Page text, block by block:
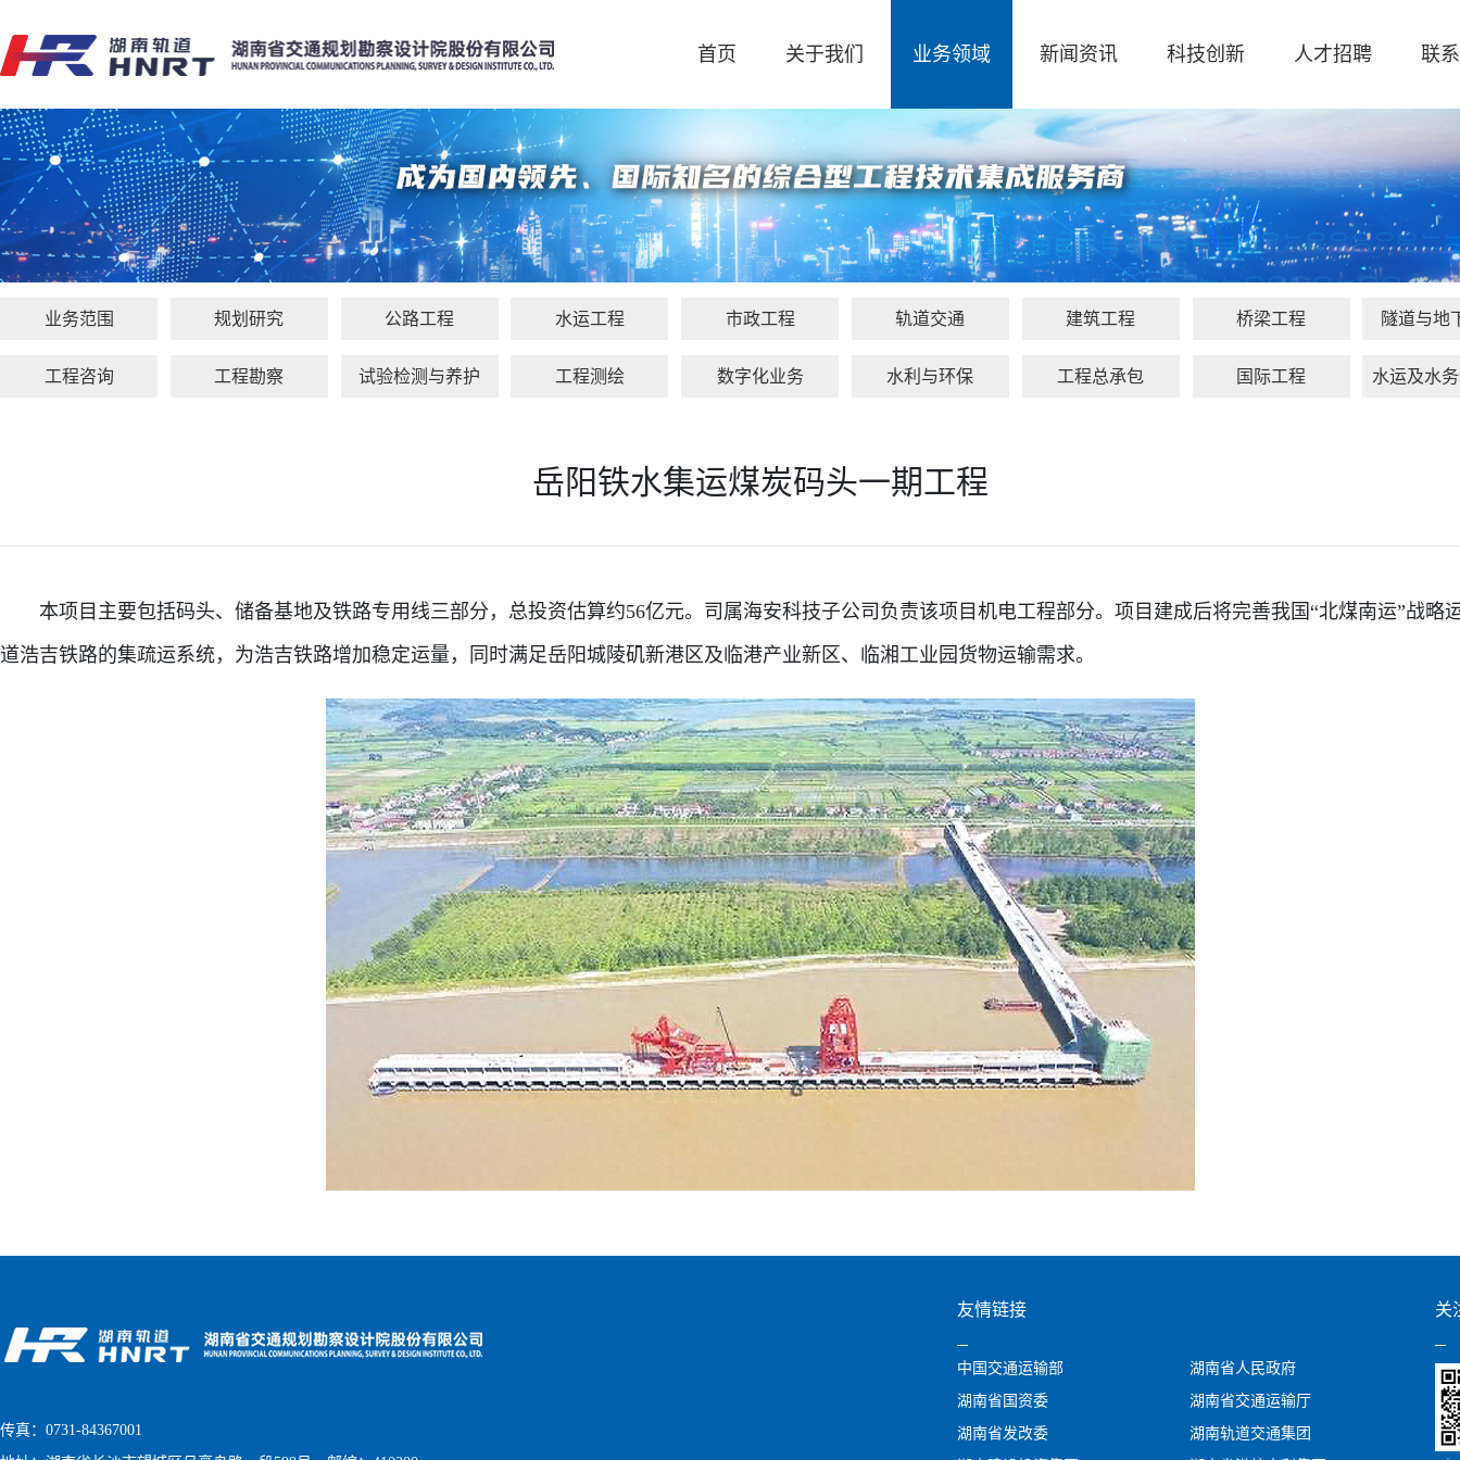
首页 关于我们 业务领域 新闻资讯 科技创新 人才招聘 联
业务范围 规划研究 公路工程 水运工程 市政工程 轨道交通 建筑工程 桥梁工程 隧道与地
工程咨询 工程勘察 试验检测与养护 工程测绘 数字化业务 水利与环保 工程总承包 国际工程 水运及水
岳阳铁水集运煤炭码头一期工程
本项目主要包括码头、储备基地及铁路专用线三部分，总投资估算约56亿元。司属海安科技子公司负责该项目机电工程部分。项目建成后将完善我国“北煤南运”战略
道浩吉铁路的集疏运系统，为浩吉铁路增加稳定运量，同时满足岳阳城陵矶新港区及临港产业新区、临湘工业园货物运输需求。
传真：0731-84367001
友情链接
中国交通运输部
湖南省人民政府
湖南省国资委
湖南省交通运输厅
湖南省发改委
湖南轨道交通集团
关